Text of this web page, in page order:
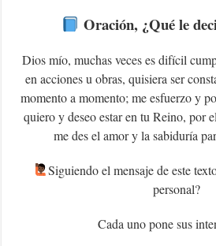
Oración, ¿Qué le
Dios mío, muchas veces es difícil
en acciones u obras, quisiera ser
momento a momento; me esfuerzo y
quiero y deseo estar en tu Reino, por
me des el amor y la sabiduría
‍Siguiendo el mensaje de este
personal?
Cada uno pone sus